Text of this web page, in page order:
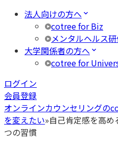
法人向けの方へ
cotree for Biz
メンタルヘルス
大学関係者の方へ
cotree for
ログイン
会員登録
オンラインカウンセリングの
を変えたい»自己肯定感を高
つの習慣